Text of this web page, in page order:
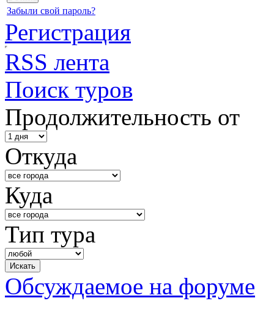
Забыли свой пароль?
Регистрация
RSS лента
Поиск туров
Продолжительность от
Откуда
Куда
Тип тура
Обсуждаемое на форуме